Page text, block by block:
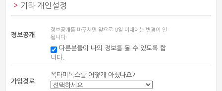
기타 개인설정
정보공개
정보공개를 바꾸시면 앞으로 0일 이내에는 변경이 안
됩니다.
다른분들이 나의 정보를 볼 수 있도록 합
니다.
가입경로
옥타미녹스를 어떻게 아셨나요?